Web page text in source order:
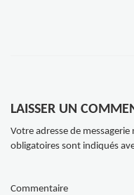
LAISSER UN
Votre adresse de messagerie
obligatoires sont indiqués
Commentaire